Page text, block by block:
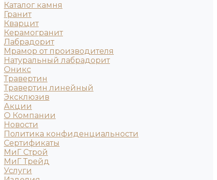
Каталог камня
Гранит
Кварцит
Керамогранит
Лабрадорит
Мрамор от производителя
Натуральный лабрадорит
Оникс
Травертин
Травертин линейный
Эксклюзив
Акции
О Компании
Новости
Политика конфиденциальности
Сертификаты
МиГ Строй
МиГ Трейд
Услуги